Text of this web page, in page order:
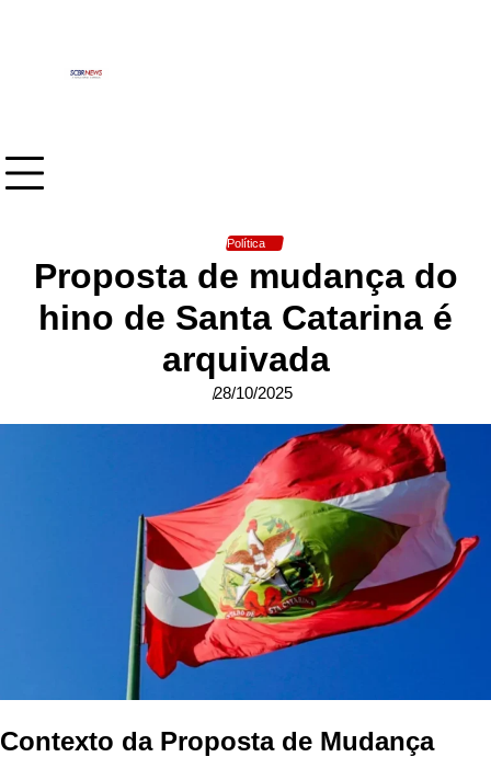
Política
Proposta de mudança do
hino de Santa Catarina é
arquivada
28/10/2025
Contexto da Proposta de Mudança